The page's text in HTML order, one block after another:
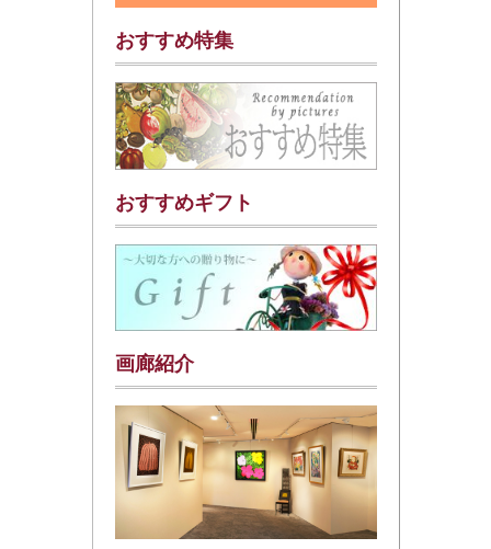
おすすめ特集
おすすめギフト
画廊紹介